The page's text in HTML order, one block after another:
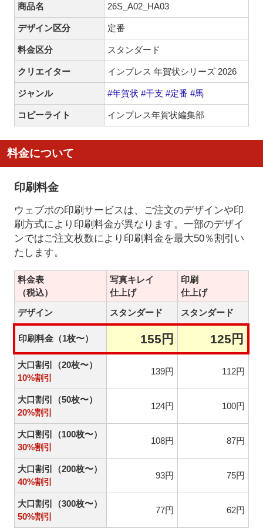
商品名 26S_A02_HA03
デザイン区分 定番
料金区分 スタンダード
クリエイター インプレス 年賀状シリーズ 2026
ジャンル #年賀状 #干支 #定番 #馬
コピーライト インプレス年賀状編集部
料金について
印刷料金
ウェブポの印刷サービスは、ご注文のデザインや印
刷方式により印刷料金が異なります。一部のデザイ
ンではご注文枚数により印刷料金を最大50％割引い
たします。
料金表
（税込）
写真キレイ
仕上げ
印刷
仕上げ
デザイン
スタンダード スタンダード
印刷料金（1枚〜） 155円 125円
大口割引（20枚〜）
10%割引
139円 112円
大口割引（50枚〜）
20%割引
124円 100円
大口割引（100枚〜）
30%割引
108円 87円
大口割引（200枚〜）
40%割引
93円 75円
大口割引（300枚〜）
50%割引
77円 62円